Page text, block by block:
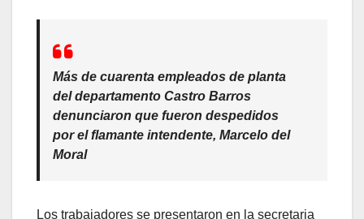
Más de cuarenta empleados de planta
del departamento Castro Barros
denunciaron que fueron despedidos
por el flamante intendente, Marcelo del
Moral
Los trabajadores se presentaron en la secretaria